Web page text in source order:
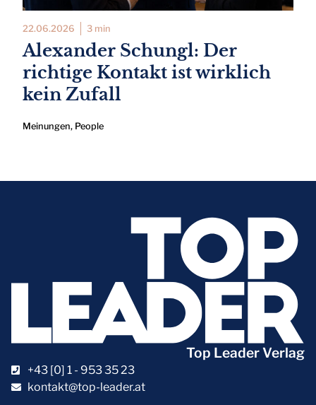
22.06.2026 3 min
Alexander Schungl: Der
richtige Kontakt ist wirklich
kein Zufall
Meinungen, People
Top Leader Verlag
+43 [0] 1 - 953 35 23
kontakt@top-leader.at